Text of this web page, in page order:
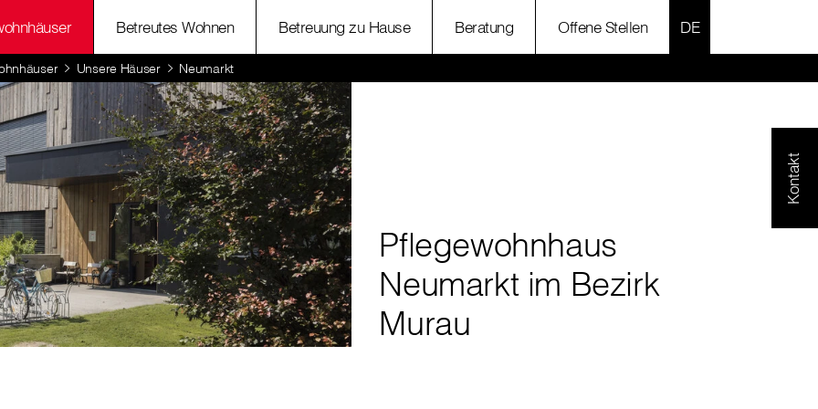
Betreutes Wohnen Betreuung zu Hause Beratung Offene Stellen SPRACHE
Unsere Häuser Neumarkt
Kontakt
Pflegewohnhaus
Neumarkt im Bezirk
Murau